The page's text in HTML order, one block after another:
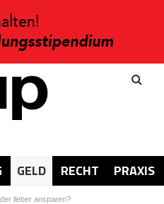
GELD RECHT PRAXIS
lieber ansparen?